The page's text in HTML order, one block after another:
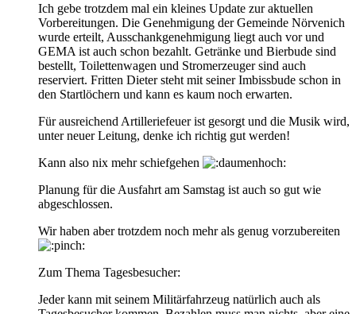
Ich gebe trotzdem mal ein kleines Update zur aktuellen
Vorbereitungen. Die Genehmigung der Gemeinde Nörvenich
wurde erteilt, Ausschankgenehmigung liegt auch vor und
GEMA ist auch schon bezahlt. Getränke und Bierbude sind
bestellt, Toilettenwagen und Stromerzeuger sind auch
reserviert. Fritten Dieter steht mit seiner Imbissbude schon in
den Startlöchern und kann es kaum noch erwarten.
Für ausreichend Artilleriefeuer ist gesorgt und die Musik wird,
unter neuer Leitung, denke ich richtig gut werden!
Kann also nix mehr schiefgehen
Planung für die Ausfahrt am Samstag ist auch so gut wie
abgeschlossen.
Wir haben aber trotzdem noch mehr als genug vorzubereiten
Zum Thema Tagesbesucher:
Jeder kann mit seinem Militärfahrzeug natürlich auch als